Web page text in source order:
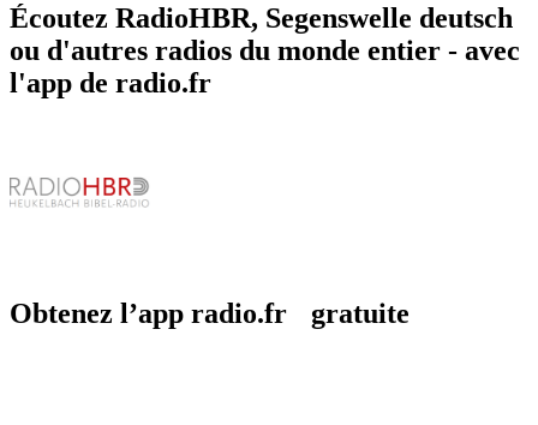
Écoutez RadioHBR, Segenswelle deutsch
ou d'autres radios du monde entier - avec
l'app de radio.fr
Obtenez l’app radio.fr gratuite